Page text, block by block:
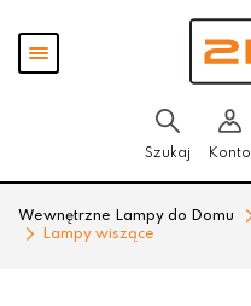
Pokaż
menu
Szukaj Konto
Wewnętrzne Lampy do Domu
Lampy wiszące